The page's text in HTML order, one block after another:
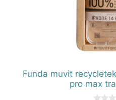
Funda muvit
pro max